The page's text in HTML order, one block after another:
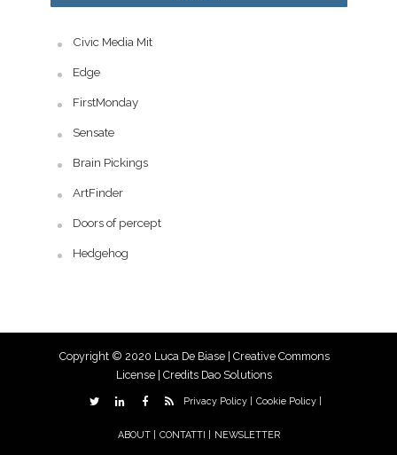
Civic Media Mit
Edge
FirstMonday
Sensate
Brain Pickings
ArtFinder
Doors of percept
Hedgehog
Copyright © 2020 Luca De Biase | Creative Commons
License | Credits Dao Solutions
Privacy Policy | Cookie Policy |
ABOUT | CONTATTI | NEWSLETTER